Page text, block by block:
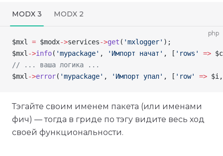
MODX 3 MODX 2
php
$mxl = $modx->services->get ( 'mxlogger' );
$mxl ->info( 'mypackage' , 'Импорт начат' , [ 'rows' =>
// ... ваша логика ...
$mxl ->error( 'mypackage' , 'Импорт упал' , [ 'row' => $i
Тэгайте своим именем пакета (или именами
фич) — тогда в гриде по тэгу видите весь ход
своей функциональности.